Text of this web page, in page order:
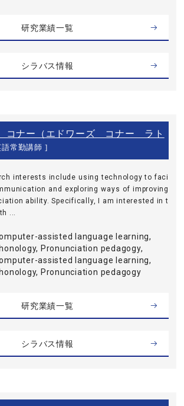
研究業績一覧
シラバス情報
コナー（エドワーズ コナー ラト
語常勤講師 ]
interests include using technology to faci
and exploring ways of improving
ability. Specifically, I am interested in t
...
assisted language learning,
Pronunciation pedagogy,
assisted language learning,
Pronunciation pedagogy
研究業績一覧
シラバス情報